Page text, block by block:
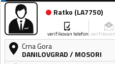
Ratko (LA7750)
verifikovan telefon
Crna Gora
DANILOVGRAD/ MOSORI